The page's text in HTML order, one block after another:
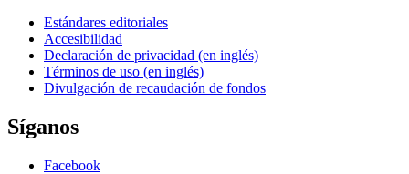
Estándares editoriales
Accesibilidad
Declaración de privacidad (en inglés)
Términos de uso (en inglés)
Divulgación de recaudación de fondos
Síganos
Facebook